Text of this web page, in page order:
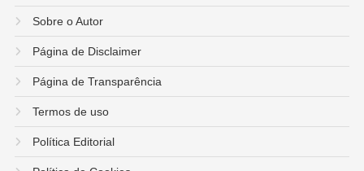
Sobre o Autor
Página de Disclaimer
Página de Transparência
Termos de uso
Política Editorial